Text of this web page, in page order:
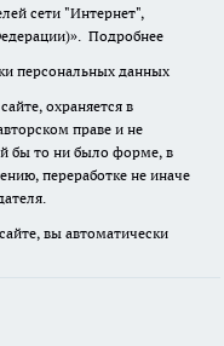
сети "Интернет",
Подробнее
персональных данных
охраняется в
праве и не
бы то ни было форме, в
переработке не иначе
вы автоматически